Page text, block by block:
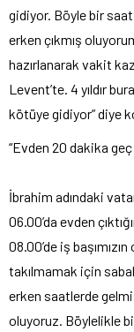
gidiyor. Böyle bir
erken çıkmış
hazırlanarak vakit
Levent’te. 4 yıldır
kötüye gidiyor” diye
“Evden 20 dakika
İbrahim adındaki
06.00’da evden
08.00’de iş
takılmamak için
erken saatlerde
oluyoruz. Böylelikle